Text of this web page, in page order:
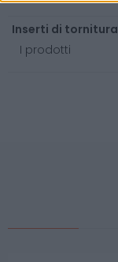
Inserti di tornitura
I prodotti